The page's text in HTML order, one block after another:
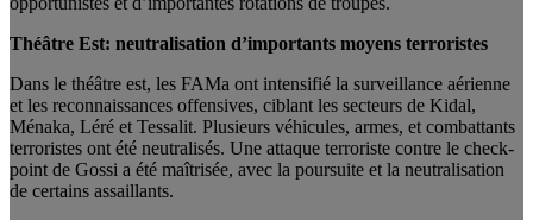
Théâtre Est: neutralisation d’importants moyens terroristes
Dans le théâtre est, les FAMa ont intensifié la surveillance aérienne
et les reconnaissances offensives, ciblant les secteurs de Kidal,
Ménaka, Léré et Tessalit. Plusieurs véhicules, armes, et combattants
terroristes ont été neutralisés. Une attaque terroriste contre le check-
point de Gossi a été maîtrisée, avec la poursuite et la neutralisation
de certains assaillants.